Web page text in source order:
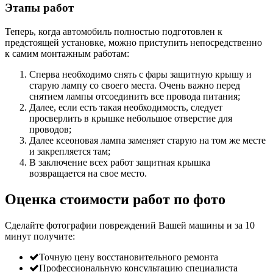
Этапы работ
Теперь, когда автомобиль полностью подготовлен к
предстоящей установке, можно приступить непосредственно
к самим монтажным работам:
Сперва необходимо снять с фары защитную крышу и
старую лампу со своего места. Очень важно перед
снятием лампы отсоединить все провода питания;
Далее, если есть такая необходимость, следует
просверлить в крышке небольшое отверстие для
проводов;
Далее ксеоновая лампа заменяет старую на том же месте
и закрепляется там;
В заключение всех работ защитная крышка
возвращается на свое место.
Оценка стоимости работ по фото
Сделайте фотографии повреждений Вашей машины и за 10
минут получите:
Точную цену восстановительного ремонта
Профессиональную консультацию специалиста